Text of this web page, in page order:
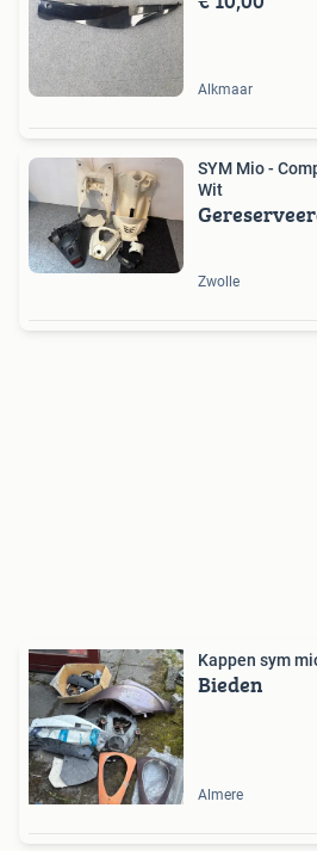
Alkmaar
SYM Mio -
Wit
Zwolle
Kappen sym
Bieden
Almere